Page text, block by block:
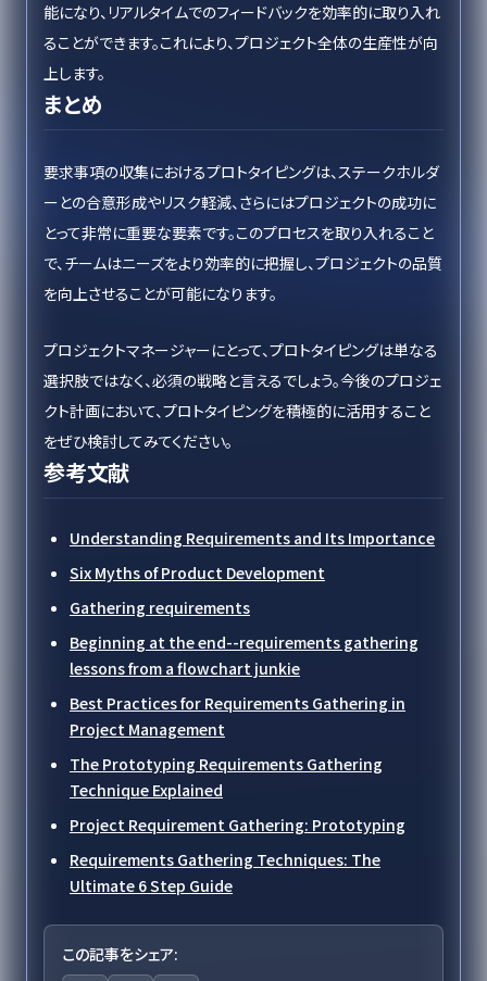
能になり、リアルタイムでのフィードバックを効率的に取り入れ
ることができます。これにより、プロジェクト全体の生産性が向
上します。
まとめ
要求事項の収集におけるプロトタイピングは、ステークホルダ
ーとの合意形成やリスク軽減、さらにはプロジェクトの成功に
とって非常に重要な要素です。このプロセスを取り入れること
で、チームはニーズをより効率的に把握し、プロジェクトの品質
を向上させることが可能になります。
プロジェクトマネージャーにとって、プロトタイピングは単なる
選択肢ではなく、必須の戦略と言えるでしょう。今後のプロジェ
クト計画において、プロトタイピングを積極的に活用すること
をぜひ検討してみてください。
参考文献
Understanding Requirements and Its Importance
Six Myths of Product Development
Gathering requirements
Beginning at the end--requirements gathering
lessons from a flowchart junkie
Best Practices for Requirements Gathering in
Project Management
The Prototyping Requirements Gathering
Technique Explained
Project Requirement Gathering: Prototyping
Requirements Gathering Techniques: The
Ultimate 6 Step Guide
この記事をシェア: